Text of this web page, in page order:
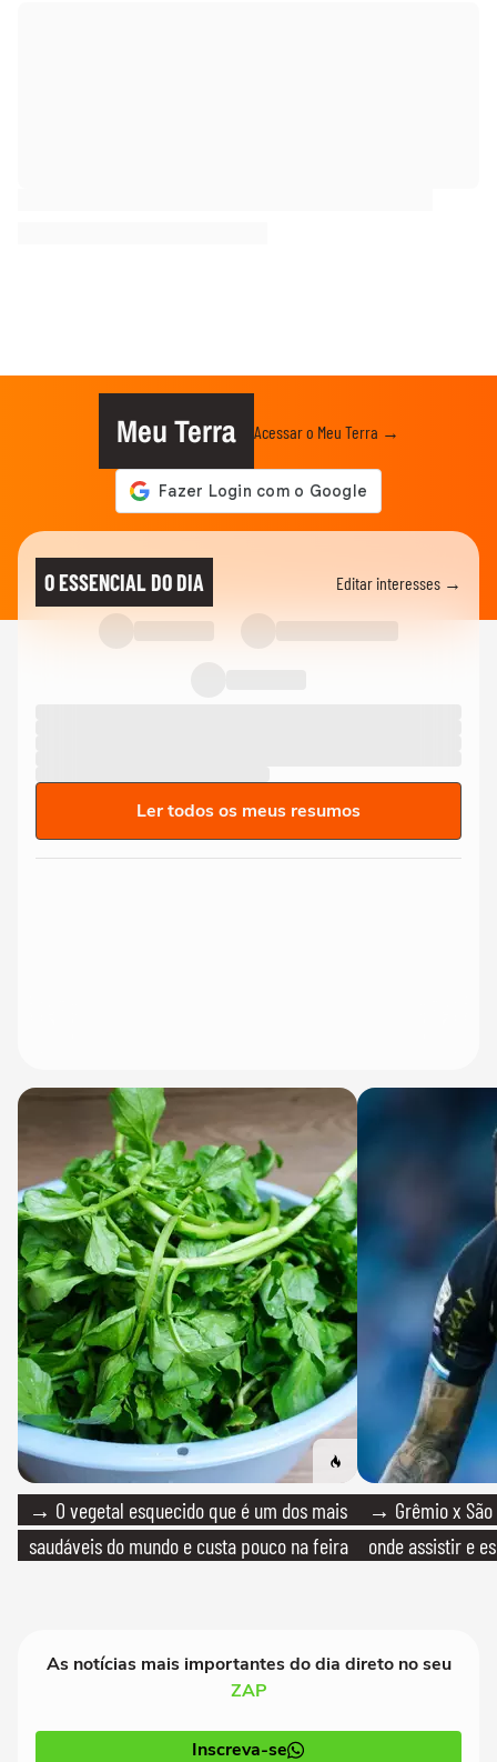
Meu Terra Acessar o Meu Terra →
O ESSENCIAL DO DIA Editar interesses →
Ler todos os meus resumos
→ O vegetal esquecido que é um dos mais
saudáveis do mundo e custa pouco na feira
→ Grêmio x São
onde assistir e
As notícias mais importantes do dia direto no seu
ZAP
Inscreva-se